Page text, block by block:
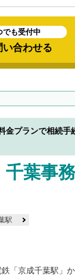
でも受付中
い合わせる
金プランで相続手
千葉事務
駅
「京成千葉駅」